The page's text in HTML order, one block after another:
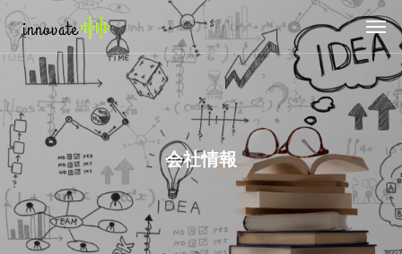
会社情報